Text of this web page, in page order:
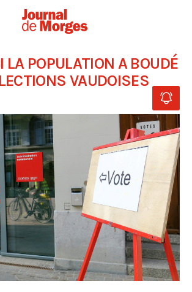
LA POPULATION A BOUDÉ
VAUDOISES